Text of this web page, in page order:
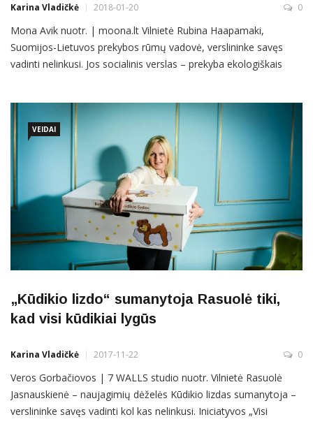
Karina Vladičkė 2018-01-20 0
Mona Avik nuotr. | moona.lt Vilnietė Rubina Haapamaki,
Suomijos-Lietuvos prekybos rūmų vadovė, verslininke savęs
vadinti nelinkusi. Jos socialinis verslas – prekyba ekologiškais
jo reklama. Žinia apie naujos kartos skalbimo miltelius keliauja iš
VEIDAI
„Kūdikio lizdo“ sumanytoja Rasuolė tiki,
kad visi kūdikiai lygūs
Karina Vladičkė 2017-11-22 0
Veros Gorbačiovos | 7 WALLS studio nuotr. Vilnietė Rasuolė
Jasnauskienė – naujagimių dėželės Kūdikio lizdas sumanytoja –
verslininke savęs vadinti kol kas nelinkusi. Iniciatyvos „Visi